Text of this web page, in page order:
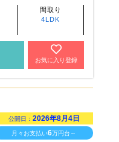
間取り
4LDK
お気に入り登録
公開日： 2026年8月4日
月々お支払い6万円台～